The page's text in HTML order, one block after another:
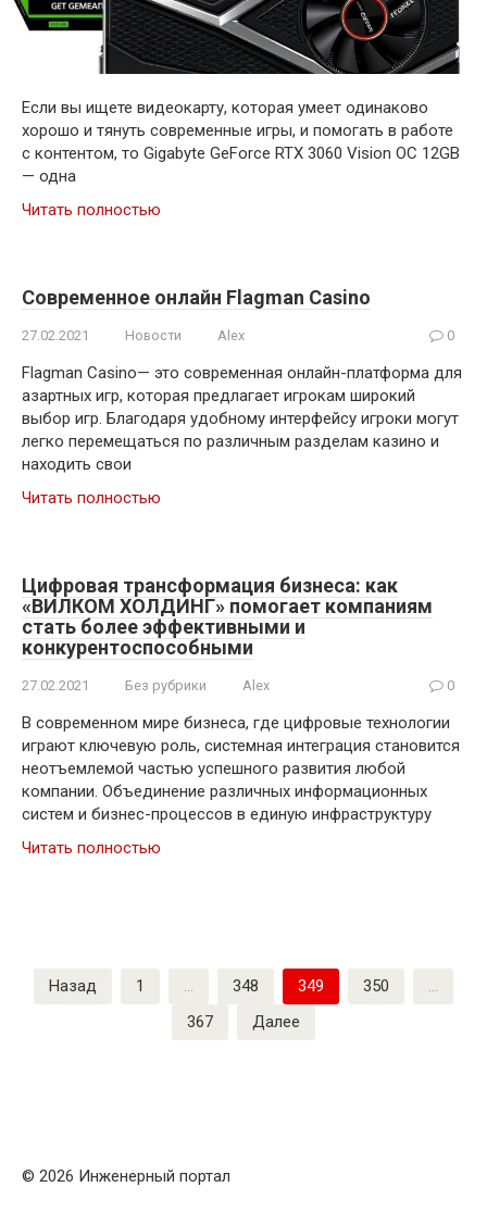
Если вы ищете видеокарту, которая умеет одинаково
хорошо и тянуть современные игры, и помогать в работе
с контентом, то Gigabyte GeForce RTX 3060 Vision OC 12GB
— одна
Читать полностью
Современное онлайн Flagman Сasino
27.02.2021 Новости Alex 0
Flagman Сasino— это современная онлайн-платформа для
азартных игр, которая предлагает игрокам широкий
выбор игр. Благодаря удобному интерфейсу игроки могут
легко перемещаться по различным разделам казино и
находить свои
Читать полностью
Цифровая трансформация бизнеса: как
«ВИЛКОМ ХОЛДИНГ» помогает компаниям
стать более эффективными и
конкурентоспособными
27.02.2021 Без рубрики Alex 0
В современном мире бизнеса, где цифровые технологии
играют ключевую роль, системная интеграция становится
неотъемлемой частью успешного развития любой
компании. Объединение различных информационных
систем и бизнес-процессов в единую инфраструктуру
Читать полностью
Пагинация
записей
Назад 1 … 348 349 350
…
367
Далее
© 2026 Инженерный портал